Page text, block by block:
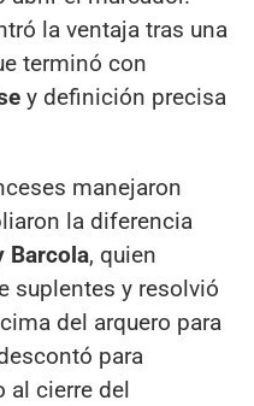
la ventaja tras una
terminó con
y definición precisa
manejaron
la diferencia
Barcola, quien
suplentes y resolvió
del arquero para
para
al cierre del